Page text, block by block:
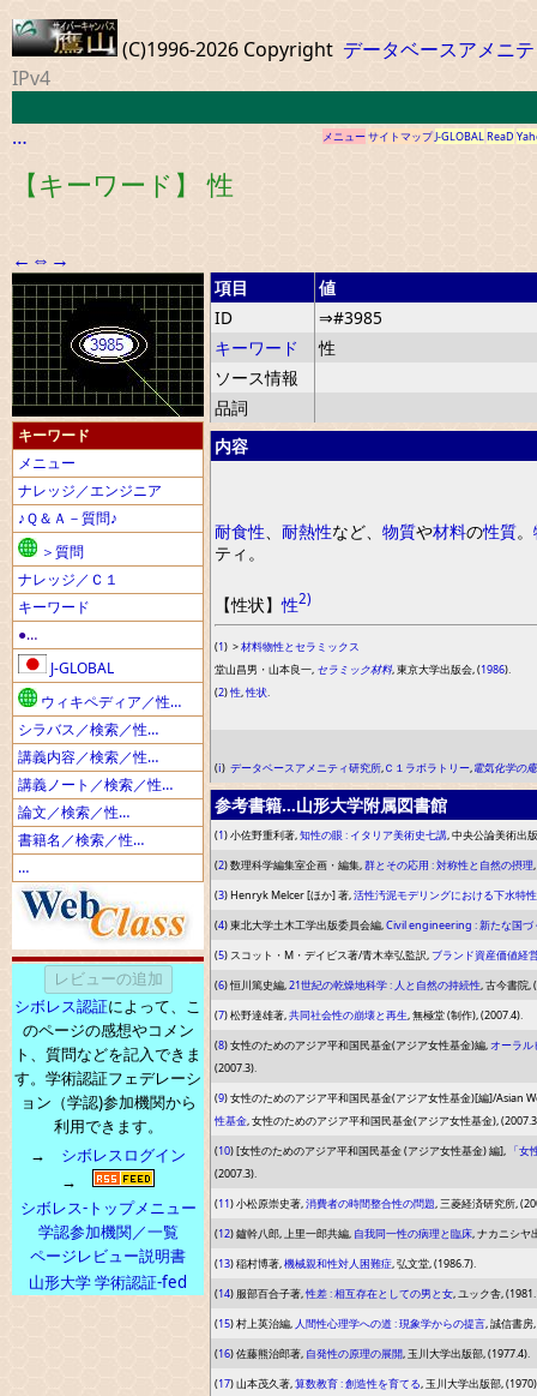
(C)1996-2026 Copyright データベースアメニ
IPv4
… メニューサイトマップJ-GLOBALReaD
【キーワード】 性
← ⇔ →
キーワード
メニュー
ナレッジ／エンジニア
♪Ｑ＆Ａ－質問♪
＞質問
ナレッジ／Ｃ１
キーワード
●…
J-GLOBAL
ウィキペディア／性…
シラバス／検索／性…
講義内容／検索／性…
講義ノート／検索／性…
論文／検索／性…
書籍名／検索／性…
…
シボレス認証によって、こ
のページの感想やコメン
ト、質問などを記入できま
す。学術認証フェデレーシ
ョン（学認)参加機関から
利用できます。
→ シボレスログイン
→
シボレス-トップメニュー
学認参加機関／一覧
ページレビュー説明書
山形大学 学術認証-fed
項目
値
ID
⇒#3985
キーワード
性
ソース情報
品詞
内容
耐食性 耐熱性など 物質や材料の性質。
ティ 。
【性状】性2)
(1) >材料物性とセラミックス
堂山昌男・山本良一, セラミック材料, 東京大学出版会, (1986).
(2)性,性状
(ⅰ) データベースアメニティ研究所,Ｃ１ラボラトリー,電気化学の庵
参考書籍…山形大学附属図書館
(1) 小佐野重利著,知性の眼 : イタリア美術史七講, 中央公論美術出
(2) 数理科学編集室企画・編集,群とその応用 : 対称性と自然の摂理
(3) Henryk Melcer [ほか] 著,活性汚泥モデリングにおける下水特
(4) 東北大学土木工学出版委員会編,Civil engineering : 新たな国づ
(5) スコット・M・デイビス著/青木幸弘監訳,ブランド資産価値経
(6) 恒川篤史編,21世紀の乾燥地科学 : 人と自然の持続性, 古今書院,
(7) 松野達雄著,共同社会性の崩壊と再生, 無極堂 (制作), (2007.4).
(8) 女性のためのアジア平和国民基金(アジア女性基金)編,オーラル
(2007.3).
(9) 女性のためのアジア平和国民基金(アジア女性基金)[編]/
性基金, 女性のためのアジア平和国民基金(アジア女性基金),
(10) [女性のためのアジア平和国民基金 (アジア女性基金) 編], 「
(2007.3).
(11) 小松原崇史著,消費者の時間整合性の問題, 三菱経済研究所,
(12) 鑪幹八郎, 上里一郎共編, 自我同一性の病理と臨床, ナカニシヤ
(13) 稲村博著,機械親和性対人困難症, 弘文堂, (1986.7).
(14) 服部百合子著,性差 : 相互存在としての男と女, ユック舎,
(15) 村上英治編, 人間性心理学への道 : 現象学からの提言, 誠信書房
(16) 佐藤熊治郎著, 自発性の原理の展開, 玉川大学出版部, (1977.4).
(17) 山本茂久著,算数教育 : 創造性を育てる, 玉川大学出版部,